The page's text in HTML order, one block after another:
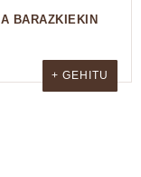
BARAZKIEKIN
+ GEHITU